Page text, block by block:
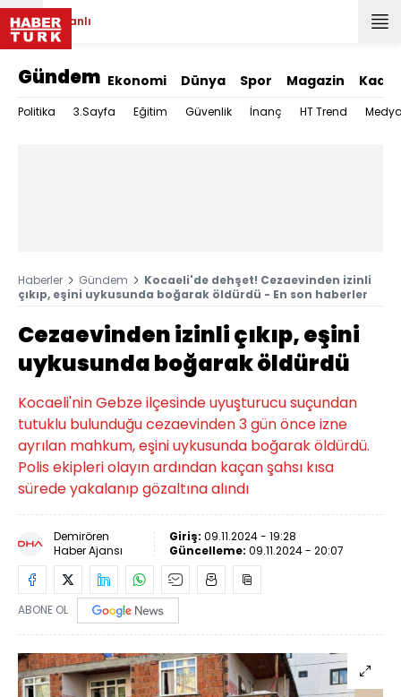
Canlı
Gündem Ekonomi Dünya Spor Magazin Kadın
Politika 3.Sayfa Eğitim Güvenlik İnanç HT Trend
Haberler Gündem
Kocaeli'de dehşet! Cezaevinden izinli
çıkıp, eşini uykusunda boğarak öldürdü - En son haberler
Cezaevinden izinli çıkıp, eşini
uykusunda boğarak öldürdü
Kocaeli'nin Gebze ilçesinde uyuşturucu suçundan
tutuklu bulunduğu cezaevinden 3 gün önce izne
ayrılan mahkum, eşini uykusunda boğarak öldürdü.
Polis ekipleri olayın ardından kaçan şahsı kısa
sürede yakalanıp gözaltına alındı
Demirören
Haber Ajansı
Giriş: 09.11.2024 - 19:28
Güncelleme: 09.11.2024 - 20:07
ABONE OL